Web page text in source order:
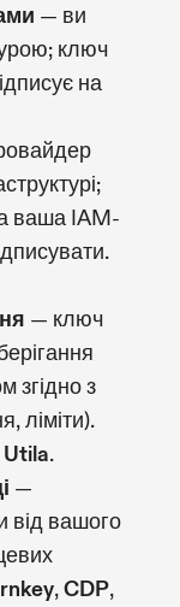
— ви
ключ
на
ваша IAM-
— ключ
згідно з
ліміти).
Utila.
—
від вашого
,CDP,